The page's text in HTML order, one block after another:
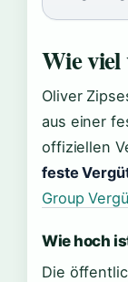
Wie
Oliver
aus einer
offiziellen
feste
Group
Wie hoch
Die